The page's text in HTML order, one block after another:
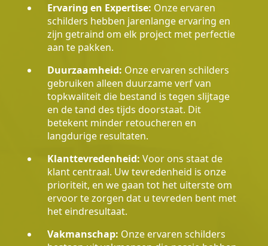
Ervaring en Expertise: Onze ervaren
schilders hebben jarenlange ervaring en
zijn getraind om elk project met perfectie
aan te pakken.
Duurzaamheid: Onze ervaren schilders
gebruiken alleen duurzame verf van
topkwaliteit die bestand is tegen slijtage
en de tand des tijds doorstaat. Dit
betekent minder retoucheren en
langdurige resultaten.
Klanttevredenheid: Voor ons staat de
klant centraal. Uw tevredenheid is onze
prioriteit, en we gaan tot het uiterste om
ervoor te zorgen dat u tevreden bent met
het eindresultaat.
Vakmanschap: Onze ervaren schilders